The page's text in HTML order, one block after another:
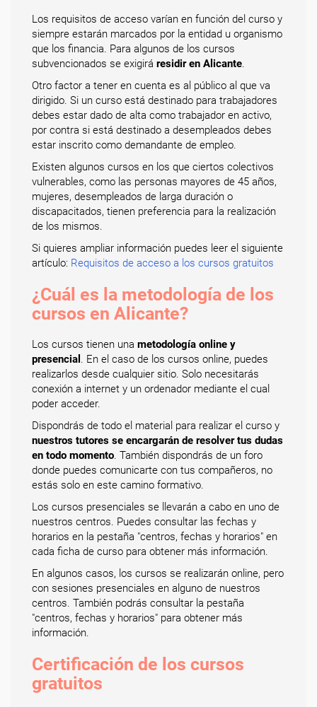
Los requisitos de acceso varían en función del curso y
siempre estarán marcados por la entidad u organismo
que los financia. Para algunos de los cursos
subvencionados se exigirá residir en Alicante.
Otro factor a tener en cuenta es al público al que va
dirigido. Si un curso está destinado para trabajadores
debes estar dado de alta como trabajador en activo,
por contra si está destinado a desempleados debes
estar inscrito como demandante de empleo.
Existen algunos cursos en los que ciertos colectivos
vulnerables, como las personas mayores de 45 años,
mujeres, desempleados de larga duración o
discapacitados, tienen preferencia para la realización
de los mismos.
Si quieres ampliar información puedes leer el siguiente
artículo: Requisitos de acceso a los cursos gratuitos
¿Cuál es la metodología de los
cursos en Alicante?
Los cursos tienen una metodología online y
presencial . En el caso de los cursos online, puedes
realizarlos desde cualquier sitio. Solo necesitarás
conexión a internet y un ordenador mediante el cual
poder acceder.
Dispondrás de todo el material para realizar el curso y
nuestros tutores se encargarán de resolver tus dudas
en todo momento. También dispondrás de un foro
donde puedes comunicarte con tus compañeros, no
estás solo en este camino formativo.
Los cursos presenciales se llevarán a cabo en uno de
nuestros centros. Puedes consultar las fechas y
horarios en la pestaña "centros, fechas y horarios" en
cada ficha de curso para obtener más información.
En algunos casos, los cursos se realizarán online, pero
con sesiones presenciales en alguno de nuestros
centros. También podrás consultar la pestaña
"centros, fechas y horarios" para obtener más
información.
Certificación de los cursos
gratuitos